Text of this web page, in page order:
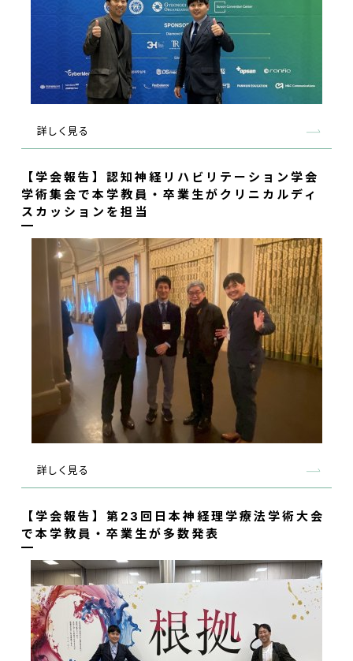
詳しく見る
【学会報告】認知神経リハビリテーション学会
学術集会で本学教員・卒業生がクリニカルディ
スカッションを担当
詳しく見る
【学会報告】第23回日本神経理学療法学術大会
で本学教員・卒業生が多数発表